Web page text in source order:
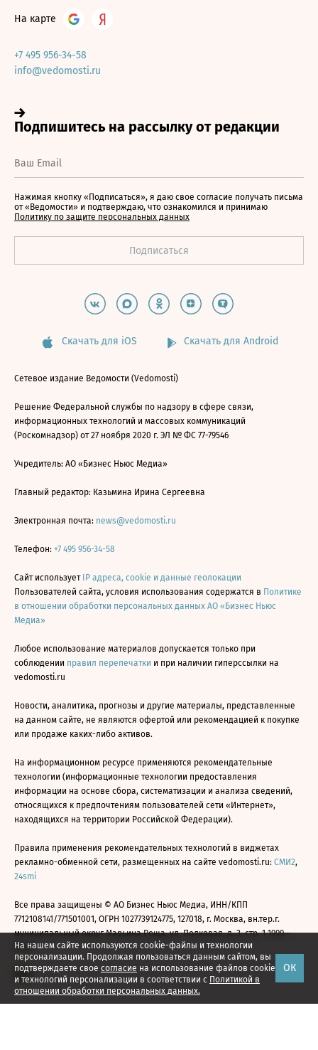
На нашем сайте используются cookie-файлы и технологии
персонализации. Продолжая пользоваться данным сайтом, вы
подтверждаете свое согласие на использование файлов cookie
и технологий персонализации в соответствии с Политикой в
отношении обработки персональных данных.
ОК
На карте
+7 495 956-34-58
info@vedomosti.ru
Нажимая кнопку «Подписаться», я даю свое согласие получать письма
от «Ведомости» и подтверждаю, что ознакомился и принимаю
Политику по защите персональных данных
Скачать для iOS Скачать для Android
Сетевое издание Ведомости (Vedomosti)
Решение Федеральной службы по надзору в сфере связи,
информационных технологий и массовых коммуникаций
(Роскомнадзор) от 27 ноября 2020 г. ЭЛ № ФС 77-79546
Учредитель: АО «Бизнес Ньюс Медиа»
Главный редактор: Казьмина Ирина Сергеевна
Электронная почта: news@vedomosti.ru
Телефон: +7 495 956-34-58
Сайт использует IP адреса, cookie и данные геолокации
Пользователей сайта, условия использования содержатся в Политике
в отношении обработки персональных данных АО «Бизнес Ньюс
Медиа»
Любое использование материалов допускается только при
соблюдении правил перепечатки и при наличии гиперссылки на
vedomosti.ru
Новости, аналитика, прогнозы и другие материалы, представленные
на данном сайте, не являются офертой или рекомендацией к покупке
или продаже каких-либо активов.
На информационном ресурсе применяются рекомендательные
технологии (информационные технологии предоставления
информации на основе сбора, систематизации и анализа сведений,
относящихся к предпочтениям пользователей сети «Интернет»,
находящихся на территории Российской Федерации).
Правила применения рекомендательных технологий в виджетах
рекламно-обменной сети, размещенных на сайте vedomosti.ru: СМИ2,
24smi
Все права защищены © АО Бизнес Ньюс Медиа, ИНН/КПП
7712108141/771501001, ОГРН 1027739124775, 127018, г. Москва, вн.тер.г.
муниципальный округ Марьина Роща, ул. Полковая, д. 3, стр. 1 1999—
2026